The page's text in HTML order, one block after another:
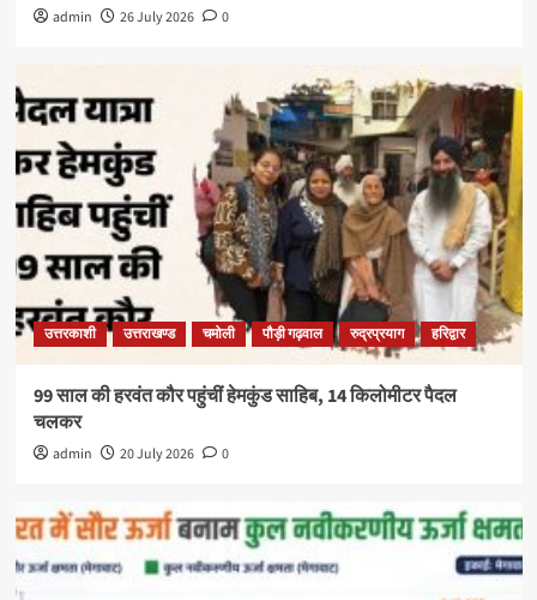
admin 26 July 2026 0
उत्तरकाशी उत्तराखण्ड चमोली पौड़ी गढ़वाल रुद्रप्रयाग हरिद्वार
99 साल की हरवंत कौर पहुंचीं हेमकुंड साहिब, 14 किलोमीटर पैदल
चलकर
admin 20 July 2026 0